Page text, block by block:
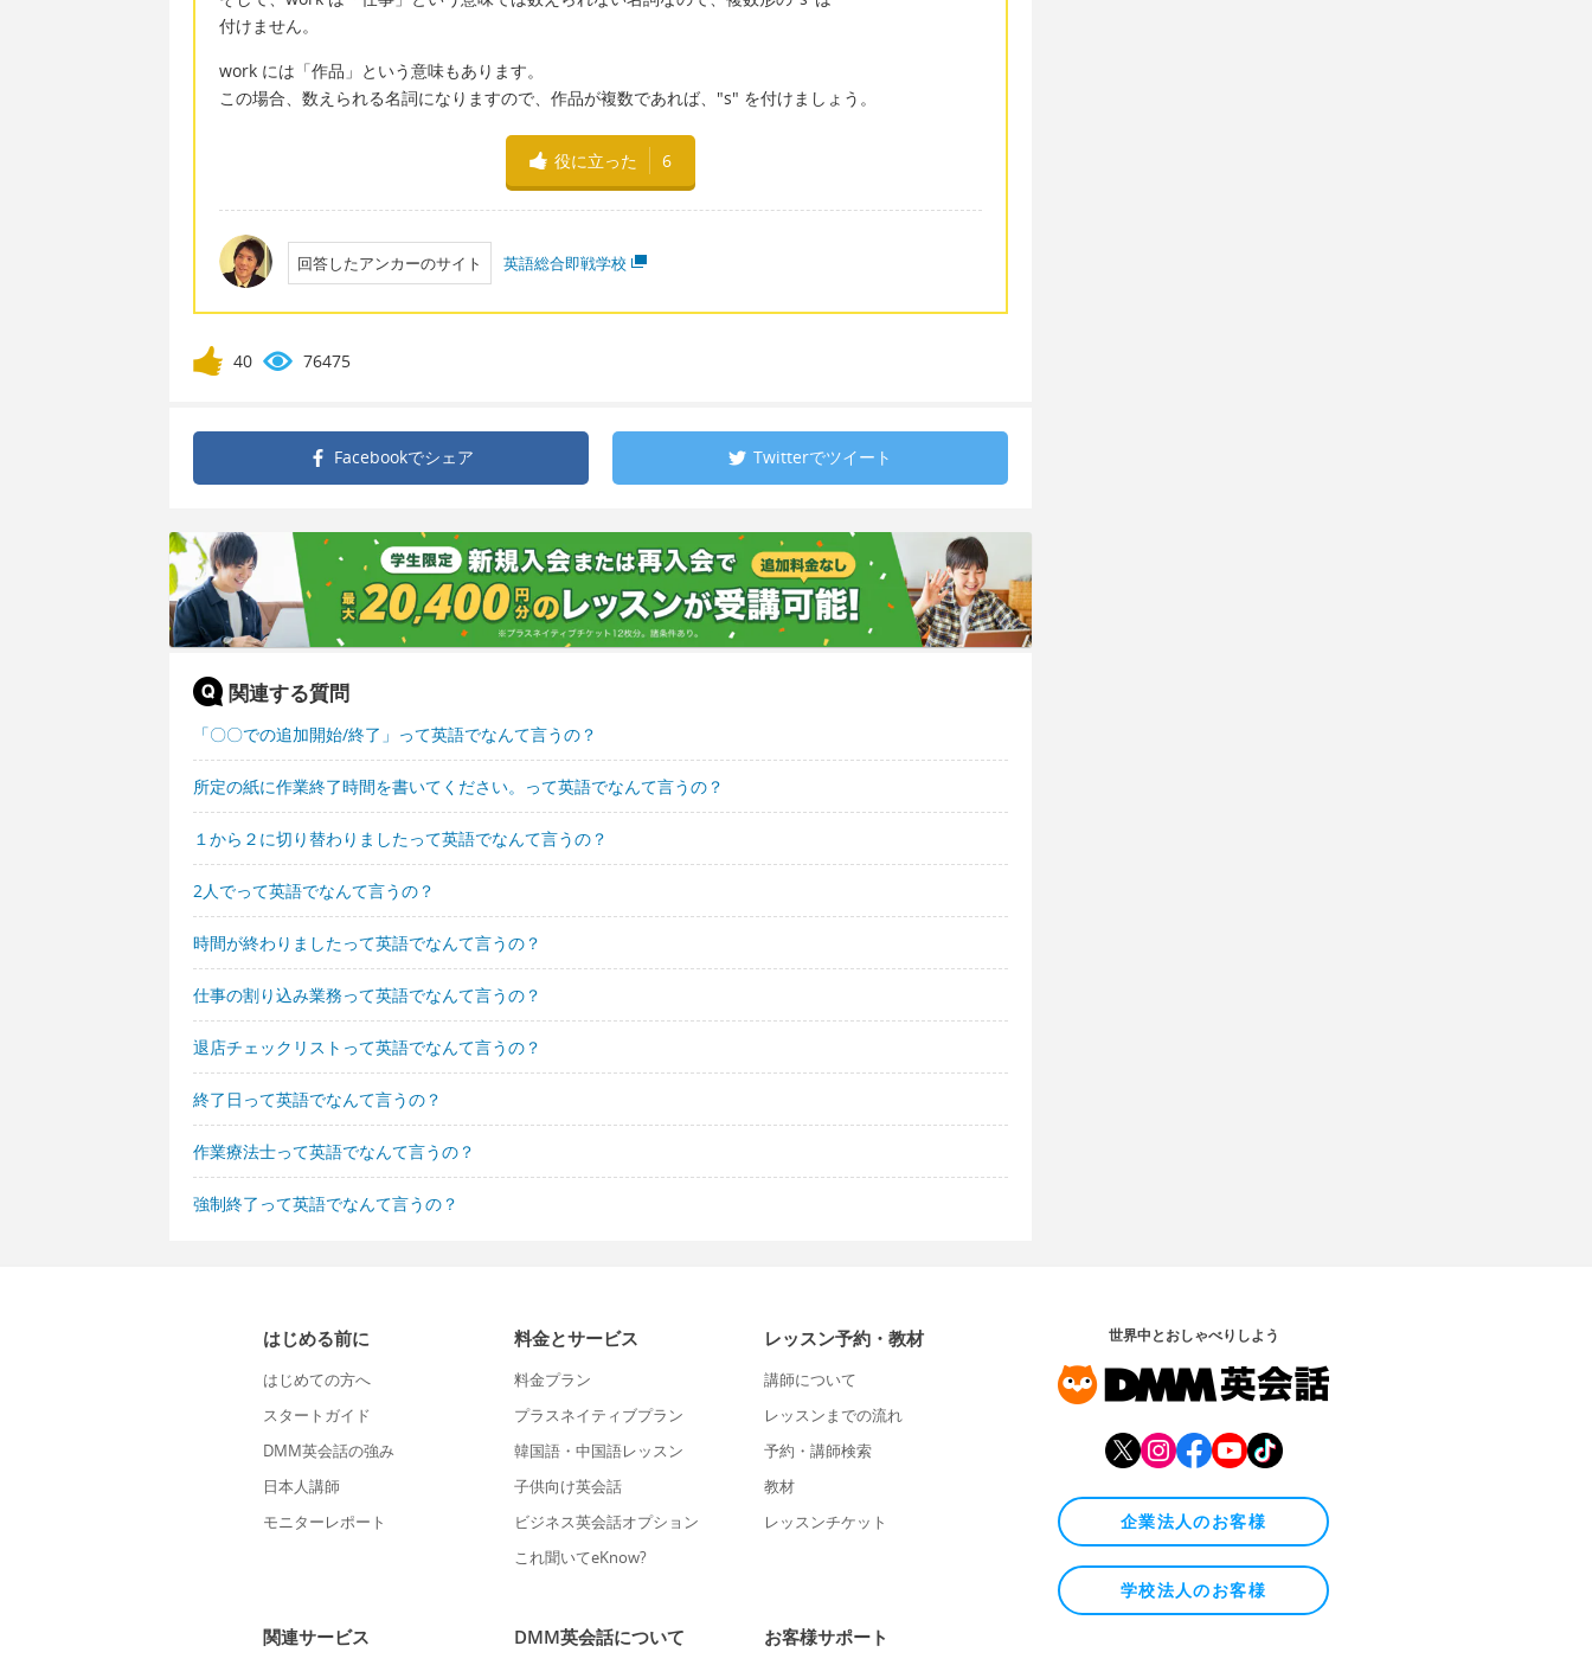
付けません。
work には「作品」という意味もあります。
この場合、数えられる名詞になりますので、作品が複数であれば、"s" を付けましょう。
役に立った 6
回答したアンカーのサイト 英語総合即戦学校
40 76475
Facebookでシェア Twitterでツイート
関連する質問
「〇〇での追加開始/終了」って英語でなんて言うの？
所定の紙に作業終了時間を書いてください。って英語でなんて言うの？
１から２に切り替わりましたって英語でなんて言うの？
2人でって英語でなんて言うの？
時間が終わりましたって英語でなんて言うの？
仕事の割り込み業務って英語でなんて言うの？
退店チェックリストって英語でなんて言うの？
終了日って英語でなんて言うの？
作業療法士って英語でなんて言うの？
強制終了って英語でなんて言うの？
はじめる前に
はじめての方へ
スタートガイド
DMM英会話の強み
日本人講師
モニターレポート
料金とサービス
料金プラン
プラスネイティブプラン
韓国語・中国語レッスン
子供向け英会話
ビジネス英会話オプション
これ聞いてeKnow?
レッスン予約・教材
講師について
レッスンまでの流れ
予約・講師検索
教材
レッスンチケット
関連サービス DMM英会話について お客様サポート
世界中とおしゃべりしよう
企業法人のお客様
学校法人のお客様